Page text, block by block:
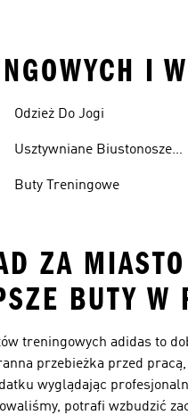
I
Odzież Do Jogi
Usztywniane Biustonosze
Buty Treningowe
ZA
BUTY W
treningowych adidas to
przebieżka przed
wyglądając
potrafi wzbudzić